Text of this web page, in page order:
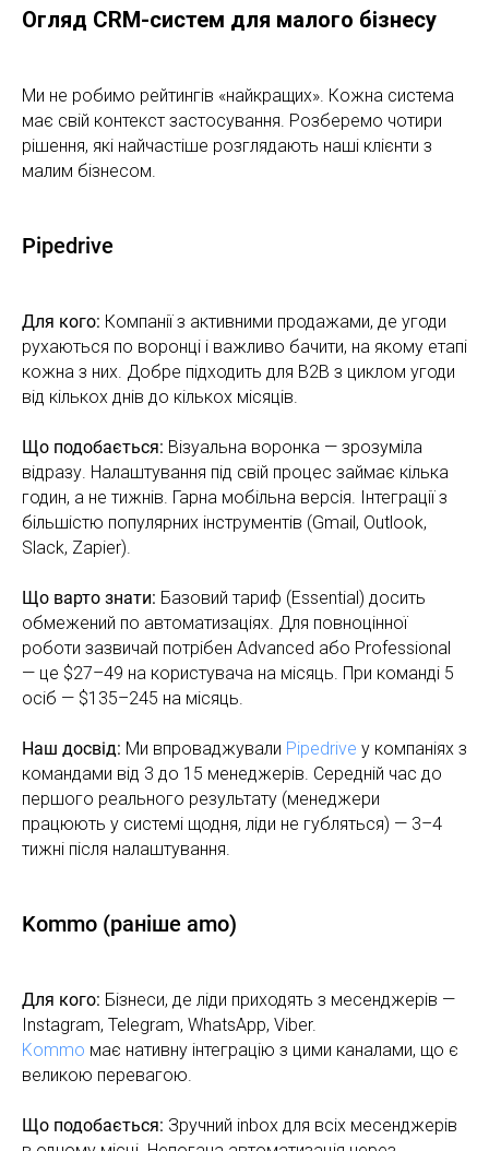
Огляд CRM-систем для малого бізнесу
Ми не робимо рейтингів «найкращих». Кожна система
має свій контекст застосування. Розберемо чотири
рішення, які найчастіше розглядають наші клієнти з
малим бізнесом.
Pipedrive
Для кого: Компанії з активними продажами, де угоди
рухаються по воронці і важливо бачити, на якому етапі
кожна з них. Добре підходить для B2B з циклом угоди
від кількох днів до кількох місяців.
Що подобається: Візуальна воронка — зрозуміла
відразу. Налаштування під свій процес займає кілька
годин, а не тижнів. Гарна мобільна версія. Інтеграції з
більшістю популярних інструментів (Gmail, Outlook,
Slack, Zapier).
Що варто знати: Базовий тариф (Essential) досить
обмежений по автоматизаціях. Для повноцінної
роботи зазвичай потрібен Advanced або Professional
— це $27–49 на користувача на місяць. При команді 5
осіб — $135–245 на місяць.
Наш досвід: Ми впроваджували Pipedrive у компаніях з
командами від 3 до 15 менеджерів. Середній час до
першого реального результату (менеджери
працюють у системі щодня, ліди не губляться) — 3–4
тижні після налаштування.
Kommo (раніше amo)
Для кого: Бізнеси, де ліди приходять з месенджерів —
Instagram, Telegram, WhatsApp, Viber.
Kommo має нативну інтеграцію з цими каналами, що є
великою перевагою.
Що подобається: Зручний inbox для всіх месенджерів